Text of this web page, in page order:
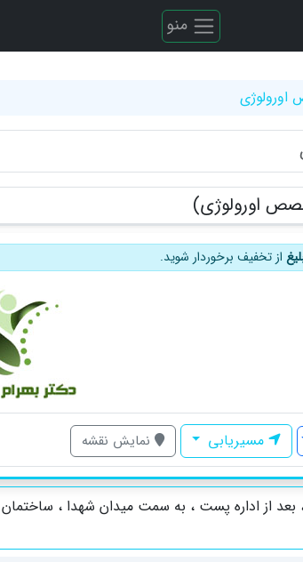
منو
اورولوژی)
از تخفیف برخوردار شوید.
مسیریابی نمایش نقشه
بعد از اداره پست ، به سمت میدان شهدا ، ساختمان